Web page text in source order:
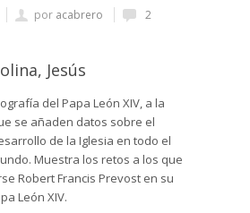
por acabrero
2
Jesús
del Papa León XIV, a la
se añaden datos sobre el
de la Iglesia en todo el
Muestra los retos a los que
Robert Francis Prevost en su
León XIV.